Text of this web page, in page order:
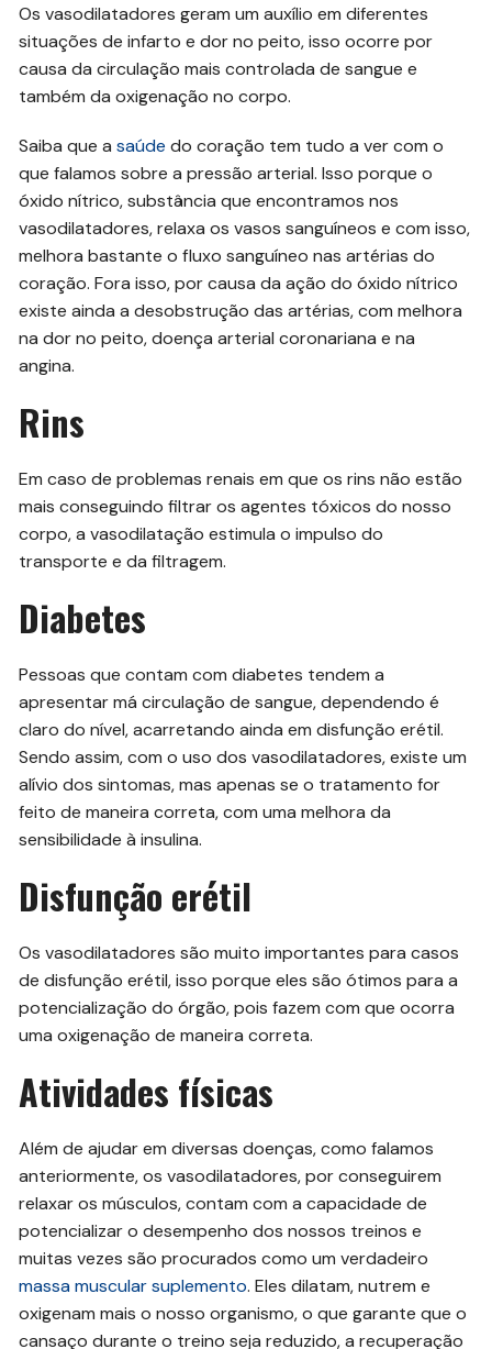
Os vasodilatadores geram um auxílio em diferentes
situações de infarto e dor no peito, isso ocorre por
causa da circulação mais controlada de sangue e
também da oxigenação no corpo.
Saiba que asaúde do coração tem tudo a ver com o
que falamos sobre a pressão arterial. Isso porque o
óxido nítrico, substância que encontramos nos
vasodilatadores, relaxa os vasos sanguíneos e com isso,
melhora bastante o fluxo sanguíneo nas artérias do
coração. Fora isso, por causa da ação do óxido nítrico
existe ainda a desobstrução das artérias, com melhora
na dor no peito, doença arterial coronariana e na
angina.
Rins
Em caso de problemas renais em que os rins não estão
mais conseguindo filtrar os agentes tóxicos do nosso
corpo, a vasodilatação estimula o impulso do
transporte e da filtragem.
Diabetes
Pessoas que contam com diabetes tendem a
apresentar má circulação de sangue, dependendo é
claro do nível, acarretando ainda em disfunção erétil.
Sendo assim, com o uso dos vasodilatadores, existe um
alívio dos sintomas, mas apenas se o tratamento for
feito de maneira correta, com uma melhora da
sensibilidade à insulina.
Disfunção erétil
Os vasodilatadores são muito importantes para casos
de disfunção erétil, isso porque eles são ótimos para a
potencialização do órgão, pois fazem com que ocorra
uma oxigenação de maneira correta.
Atividades físicas
Além de ajudar em diversas doenças, como falamos
anteriormente, os vasodilatadores, por conseguirem
relaxar os músculos, contam com a capacidade de
potencializar o desempenho dos nossos treinos e
muitas vezes são procurados como um verdadeiro
massa muscular suplemento. Eles dilatam, nutrem e
oxigenam mais o nosso organismo, o que garante que o
cansaço durante o treino seja reduzido, a recuperação